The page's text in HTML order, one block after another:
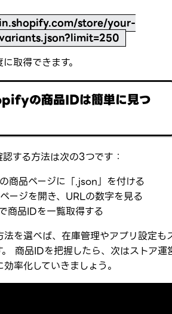
store/your-
取得できます。
の商品IDは簡単に見つ
する方法は次の3つです：
商品ページに「.json」を付ける
ージを開き、URLの数字を見る
品IDを一覧取得する
を選べば、在庫管理やアプリ設定も
商品IDを把握したら、次はストア運
率化していきましょう。